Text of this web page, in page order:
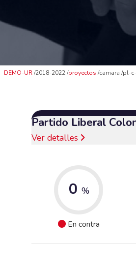
DEMO-UR 2018-2022 proyectos camara pl-
Partido Liberal
Ver detalles
0 %
En contra